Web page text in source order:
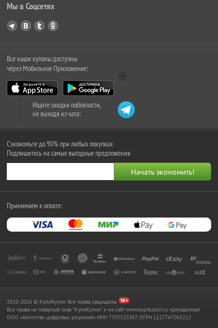
Мы в Соцсетях
Все наши купоны доступны
через Мобильное Приложение:
Ищите скидки поблизости,
не выходя из чата:
Сэкономьте до 90% при любых покупках
Подпишитесь на самые выгодные предложения
Принимаем к оплате:
2010-2026 © КупиКупон. Все права защищены.
Все права на товарный знак "КупиКупон" и на сайт www.kupikupon.ru принадлежат
OOO «Агентство цифровых решений» ИНН 7705523387, ОГРН 1127747063212